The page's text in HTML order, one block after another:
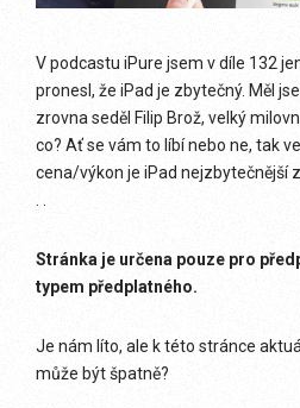
V podcastu iPure jsem v díle 132
pronesl, že iPad je zbytečný. Měl
zrovna seděl Filip Brož, velký
co? Ať se vám to líbí nebo ne, tak
cena/výkon je iPad nejzbytečnější
Stránka je určena pouze pro
typem předplatného.
Je nám líto, ale k této stránce
může být špatně?